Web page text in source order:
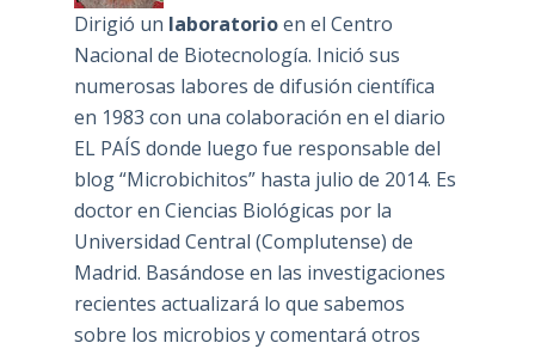
Dirigió un laboratorioen el Centro
Nacional de Biotecnología. Inició sus
numerosas labores de difusión científica
en 1983 con una colaboración en el diario
EL PAÍS donde luego fue responsable del
blog “Microbichitos” hasta julio de 2014. Es
doctor en Ciencias Biológicas por la
Universidad Central (Complutense) de
Madrid. Basándose en las investigaciones
recientes actualizará lo que sabemos
sobre los microbios y comentará otros